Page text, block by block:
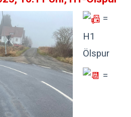
=
H1
Ölspur
=